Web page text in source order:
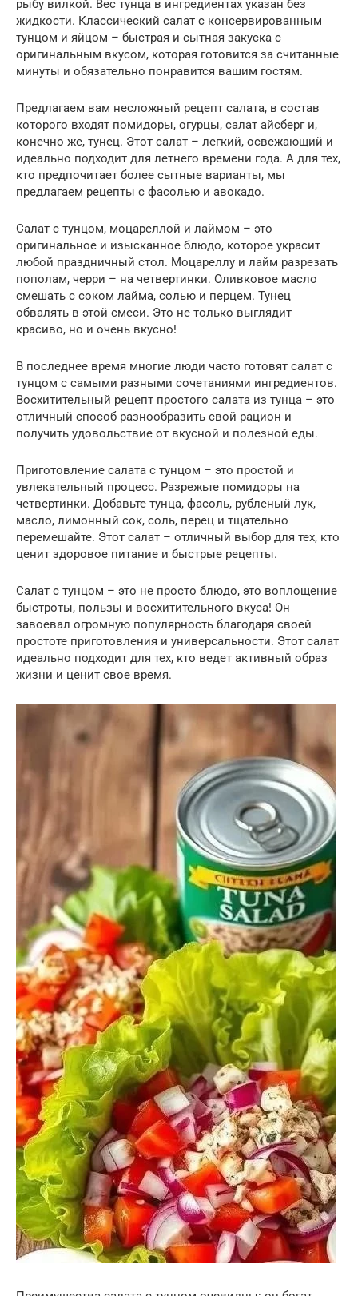
рыбу вилкой. Вес тунца в ингредиентах указан без
жидкости. Классический салат с консервированным
тунцом и яйцом – быстрая и сытная закуска с
оригинальным вкусом, которая готовится за считанные
минуты и обязательно понравится вашим гостям.
Предлагаем вам несложный рецепт салата, в состав
которого входят помидоры, огурцы, салат айсберг и,
конечно же, тунец. Этот салат – легкий, освежающий и
идеально подходит для летнего времени года. А для тех,
кто предпочитает более сытные варианты, мы
предлагаем рецепты с фасолью и авокадо.
Салат с тунцом, моцареллой и лаймом – это
оригинальное и изысканное блюдо, которое украсит
любой праздничный стол. Моцареллу и лайм разрезать
пополам, черри – на четвертинки. Оливковое масло
смешать с соком лайма, солью и перцем. Тунец
обвалять в этой смеси. Это не только выглядит
красиво, но и очень вкусно!
В последнее время многие люди часто готовят салат с
тунцом с самыми разными сочетаниями ингредиентов.
Восхитительный рецепт простого салата из тунца – это
отличный способ разнообразить свой рацион и
получить удовольствие от вкусной и полезной еды.
Приготовление салата с тунцом – это простой и
увлекательный процесс. Разрежьте помидоры на
четвертинки. Добавьте тунца, фасоль, рубленый лук,
масло, лимонный сок, соль, перец и тщательно
перемешайте. Этот салат – отличный выбор для тех, кто
ценит здоровое питание и быстрые рецепты.
Салат с тунцом – это не просто блюдо, это воплощение
быстроты, пользы и восхитительного вкуса! Он
завоевал огромную популярность благодаря своей
простоте приготовления и универсальности. Этот салат
идеально подходит для тех, кто ведет активный образ
жизни и ценит свое время.